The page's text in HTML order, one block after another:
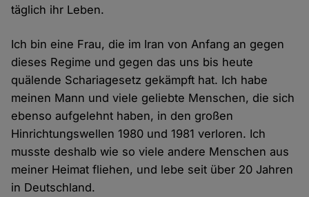
täglich ihr Leben.
Ich bin eine Frau, die im Iran von Anfang an gegen
dieses Regime und gegen das uns bis heute
quälende Schariagesetz gekämpft hat. Ich habe
meinen Mann und viele geliebte Menschen, die sich
ebenso aufgelehnt haben, in den großen
Hinrichtungswellen 1980 und 1981 verloren. Ich
musste deshalb wie so viele andere Menschen aus
meiner Heimat fliehen, und lebe seit über 20 Jahren
in Deutschland.